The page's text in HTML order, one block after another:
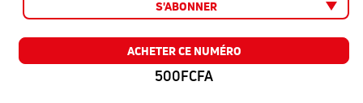
S'ABONNER
ACHETER CE NUMÉRO
500FCFA